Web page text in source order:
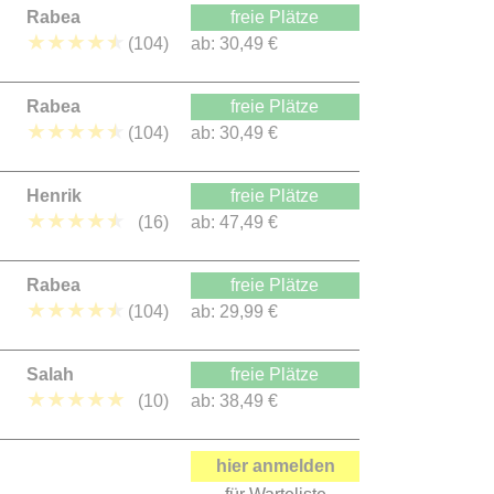
Rabea
★★★★★ (104)
freie Plätze
ab: 30,49 €
Rabea
★★★★★ (104)
freie Plätze
ab: 30,49 €
Henrik
★★★★★ (16)
freie Plätze
ab: 47,49 €
Rabea
★★★★★ (104)
freie Plätze
ab: 29,99 €
Salah
★★★★★ (10)
freie Plätze
ab: 38,49 €
hier anmelden